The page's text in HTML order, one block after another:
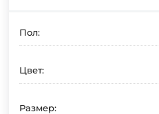
Пол:
Цвет:
Размер: